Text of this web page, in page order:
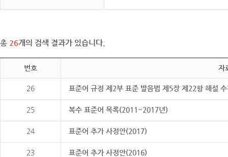
총 26개의 검색 결과가 있습니다.
번호 자
26 표준어 규정 제2부 표준 발음법 제5장 제22항 해설
25 복수 표준어 목록(2011~2017년)
24 표준어 추가 사정안(2017)
23 표준어 추가 사정안(2016)